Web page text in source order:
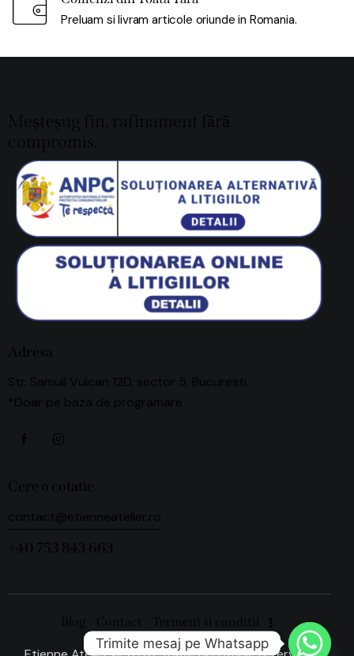
Preluam si livram articole oriunde in Romania.
Trimite mesaj pe Whatsapp